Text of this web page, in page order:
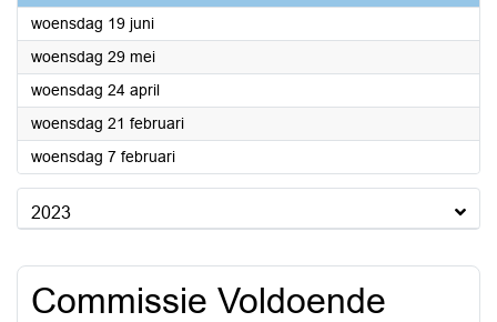
woensdag 19 juni2024
woensdag 29 mei2024
woensdag 24 april2024
woensdag 21 februari2024
woensdag 7 februari2024
2023
Commissie Voldoende